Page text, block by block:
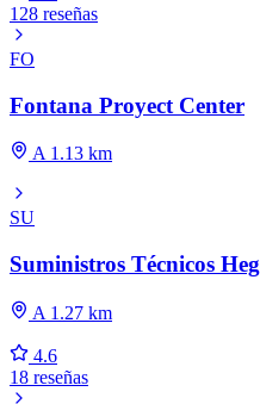
128 reseñas
FO
Fontana Proyect Center
A 1.13 km
SU
Suministros Técnicos
A 1.27 km
4.6
18 reseñas